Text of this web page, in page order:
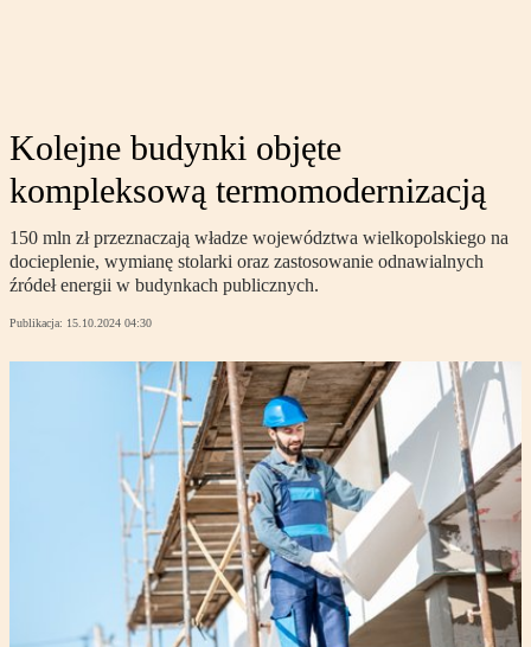
Kolejne budynki objęte
kompleksową termomodernizacją
150 mln zł przeznaczają władze województwa wielkopolskiego na
docieplenie, wymianę stolarki oraz zastosowanie odnawialnych
źródeł energii w budynkach publicznych.
Publikacja: 15.10.2024 04:30